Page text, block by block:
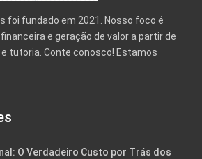
foi fundado em 2021. Nosso foco é
e geração de valor a partir de
tutoria. Conte conosco! Estamos
O Verdadeiro Custo por Trás dos